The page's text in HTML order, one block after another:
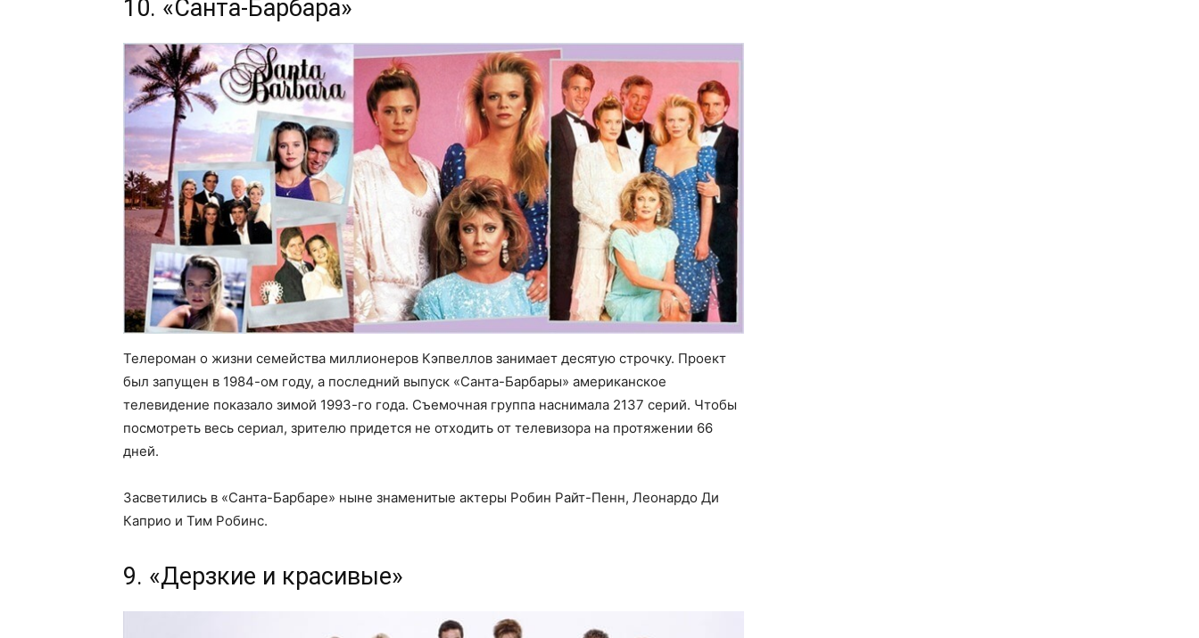
10. «Санта-Барбара»
Телероман о жизни семейства миллионеров Кэпвеллов занимает десятую строчку. Проект
был запущен в 1984-ом году, а последний выпуск «Санта-Барбары» американское
телевидение показало зимой 1993-го года. Съемочная группа наснимала 2137 серий. Чтобы
посмотреть весь сериал, зрителю придется не отходить от телевизора на протяжении 66
дней.
Засветились в «Санта-Барбаре» ныне знаменитые актеры Робин Райт-Пенн, Леонардо Ди
Каприо и Тим Робинс.
9. «Дерзкие и красивые»